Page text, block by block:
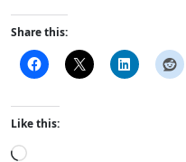
Share this:
Like this:
L